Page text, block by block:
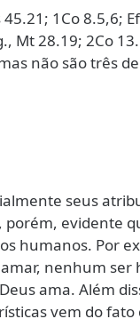
1Co 8.5,6;
Mt 28.19; 2Co
não são três
seus
evidente
humanos. Por
nenhum ser
ama. Além
vem do fato